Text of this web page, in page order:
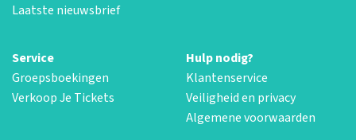
Laatste nieuwsbrief
Service
Groepsboekingen
Verkoop Je Tickets
Hulp nodig?
Klantenservice
Veiligheid en privacy
Algemene voorwaarden